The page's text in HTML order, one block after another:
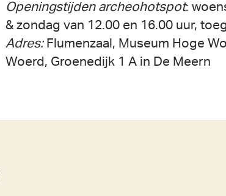
Openingstijden archeohotspot:
& zondag van 12.00 en 16.00 uur,
Adres:Flumenzaal, Museum Hoge
Woerd, Groenedijk 1 A in De Meern